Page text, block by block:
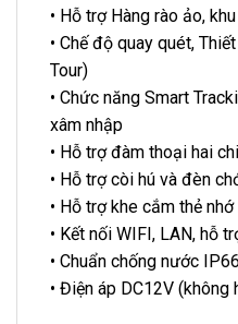
• Hỗ trợ Hàng rào ảo,
• Chế độ quay quét,
Tour)
• Chức năng Smart
xâm nhập
• Hỗ trợ đàm thoại hai
• Hỗ trợ còi hú và đèn
• Hỗ trợ khe cắm thẻ
• Kết nối WIFI, LAN, hỗ
• Chuẩn chống nước
• Điện áp DC12V (không